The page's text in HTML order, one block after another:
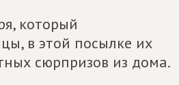
который
в этой посылке их
сюрпризов из дома.